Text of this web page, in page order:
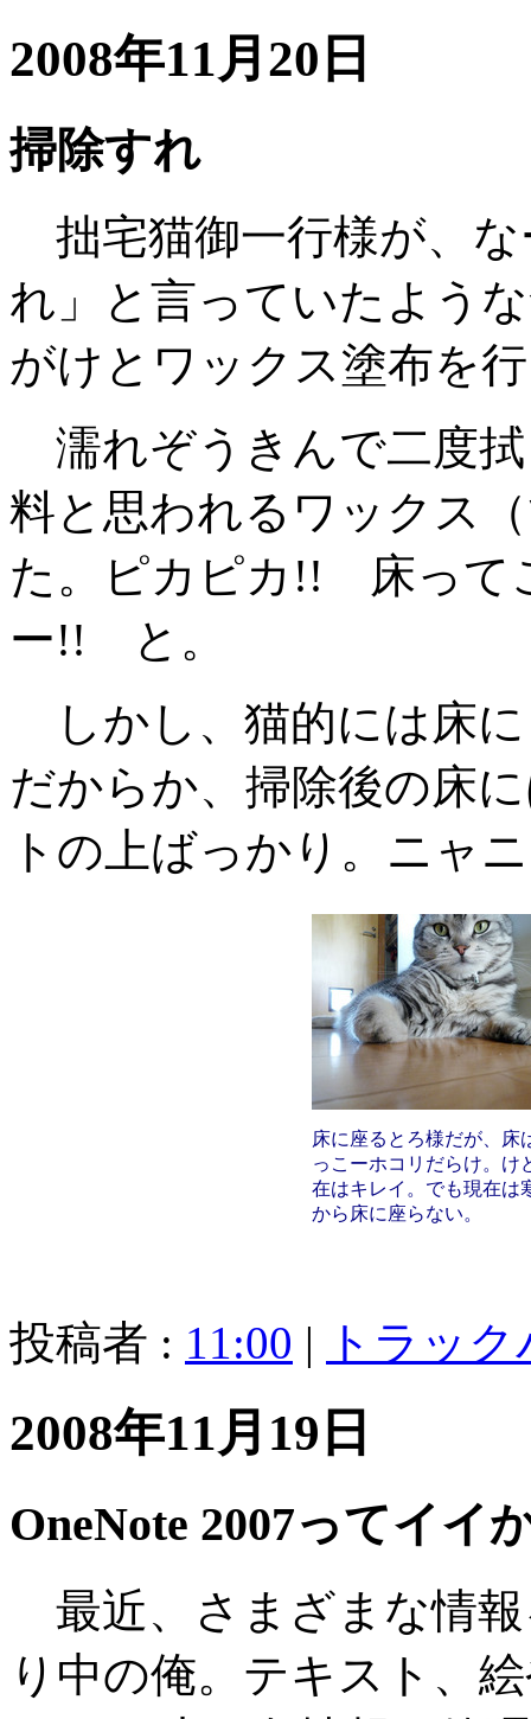
2008年11月20日
掃除すれ
拙宅猫御一行様が、
れ」と言っていたよう
がけとワックス塗布を
濡れぞうきんで二度
料と思われるワックス
た。ピカピカ!! 床って
ー!! と。
しかし、猫的には床
だからか、掃除後の床
トの上ばっかり。ニャ
床に座るとろ様だが、床
っこーホコリだらけ。け
在はキレイ。でも現在は
から床に座らない。
投稿者 : 11:00 | トラッ
2008年11月19日
OneNote 2007ってイイ
最近、さまざまな情
り中の俺。テキスト、